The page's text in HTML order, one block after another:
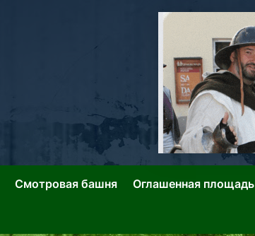
Переулки Городских Легенд
Смотровая башня Оглашенная площадь